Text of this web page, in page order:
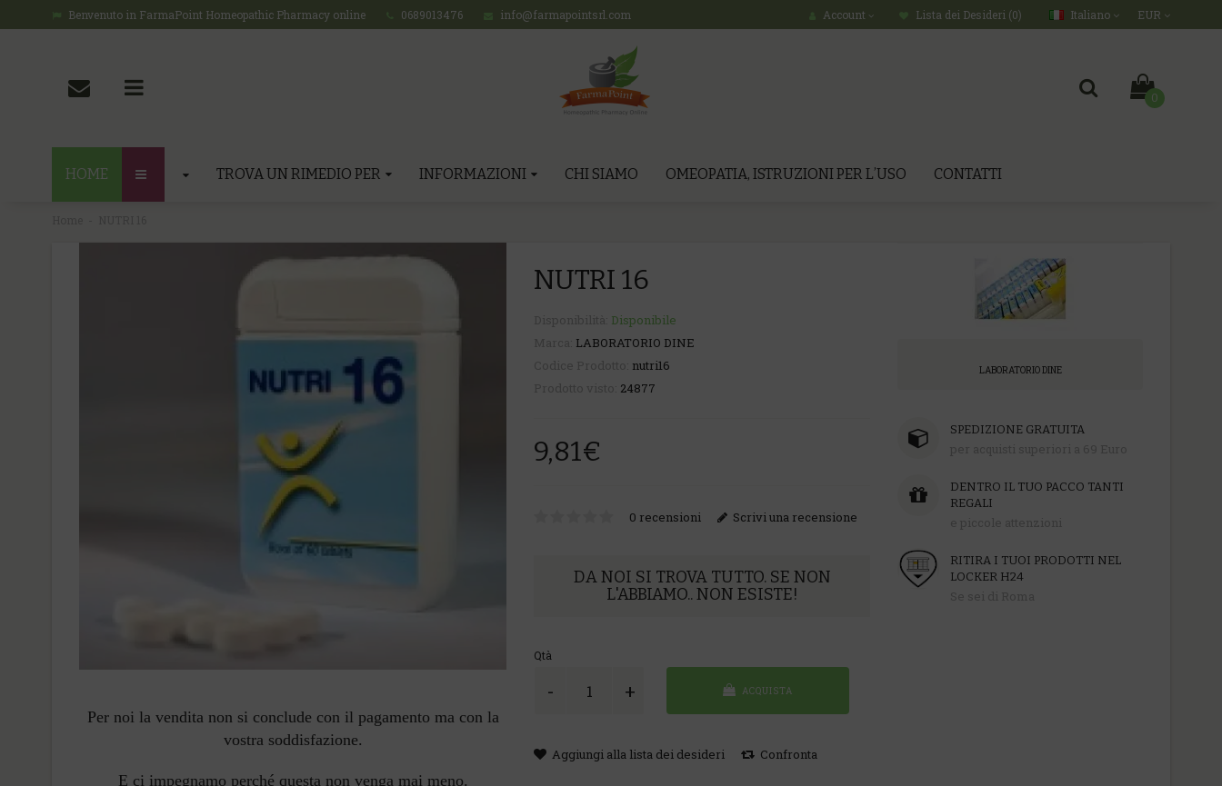
Benvenuto in FarmaPoint Homeopathic Pharmacy online 0689013476 info@farmapointsrl.com EUR
Italiano
Account Lista dei Desideri (0)
0
HOME TROVA UN RIMEDIO PER INFORMAZIONI CHI SIAMO OMEOPATIA, ISTRUZIONI PER L’USO CONTATTI
Per noi la vendita non si conclude con il pagamento ma con la
vostra soddisfazione.
E ci impegnamo perché questa non venga mai meno.
NUTRI 16
Disponibile
LABORATORIO DINE
nutri16
24877
9,81€
0 recensioni Scrivi una recensione
DA NOI SI TROVA TUTTO. SE NON
L'ABBIAMO.. NON ESISTE!
Qtà
ACQUISTA
Aggiungi alla lista dei desideri Confronta
LABORATORIO DINE
SPEDIZIONE GRATUITA
DENTRO IL TUO PACCO TANTI
REGALI
RITIRA I TUOI PRODOTTI NEL
LOCKER H24